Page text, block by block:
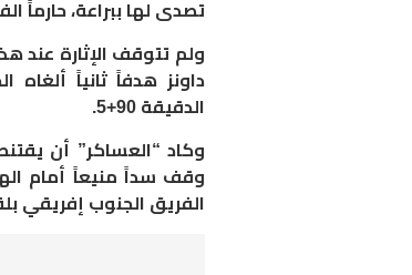
تصدى لها ببراعة، حارماً
داونز هدفاً ثانياً
الدقيقة 90+5.
وكاد “العساكر” أن
الفريق الجنوب إفريقي